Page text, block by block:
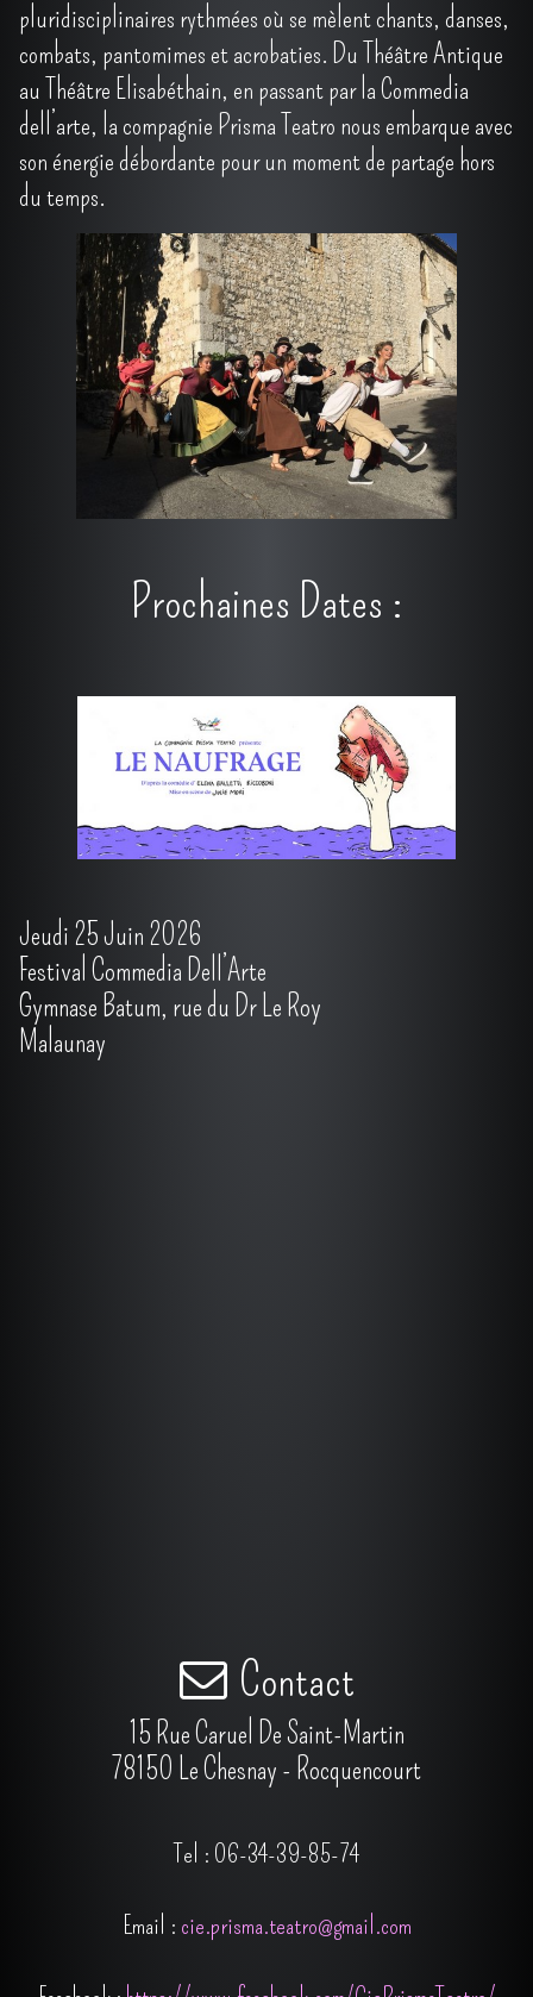
pluridisciplinaires rythmées où se mèlent chants, danses,
combats, pantomimes et acrobaties. Du Théâtre Antique
au Théâtre Elisabéthain, en passant par la Commedia
dell’arte, la compagnie Prisma Teatro nous embarque avec
son énergie débordante pour un moment de partage hors
du temps.
Prochaines Dates :
Jeudi 25 Juin 2026
Festival Commedia Dell’Arte
Gymnase Batum, rue du Dr Le Roy
Malaunay
Contact
15 Rue Caruel De Saint-Martin
78150 Le Chesnay - Rocquencourt
Tel : 06-34-39-85-74
Email : cie.prisma.teatro@gmail.com